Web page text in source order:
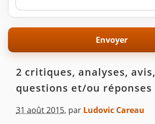
2 critiques, analyses, avis,
questions et/ou réponses
31 août 2015, par Ludovic Careau